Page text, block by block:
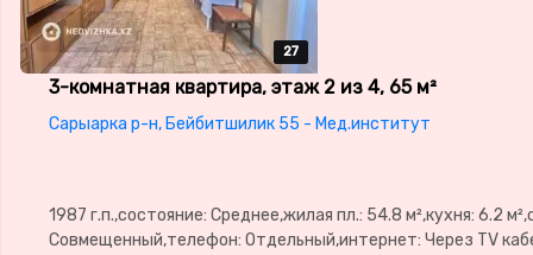
27
27
27
27
27
3-комнатная квартира, этаж 2 из 4, 65 м²
Сарыарка р-н, Бейбитшилик 55 - Мед.институт
1987 г.п.,состояние: Среднее,жилая пл.: 54.8 м²,кухня: 6.2
Совмещенный,телефон: Отдельный,интернет: Через TV